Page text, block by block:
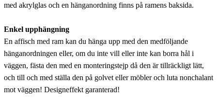
med akrylglas och en hänganordning finns på ramens baksida.
Enkel upphängning
En affisch med ram kan du hänga upp med den medföljande
hänganordningen eller, om du inte vill eller inte kan borra hål i
väggen, fästa den med en monteringstejp då den är tillräckligt lätt,
och till och med ställa den på golvet eller möbler och luta nonchalant
mot väggen! Designeffekt garanterad!